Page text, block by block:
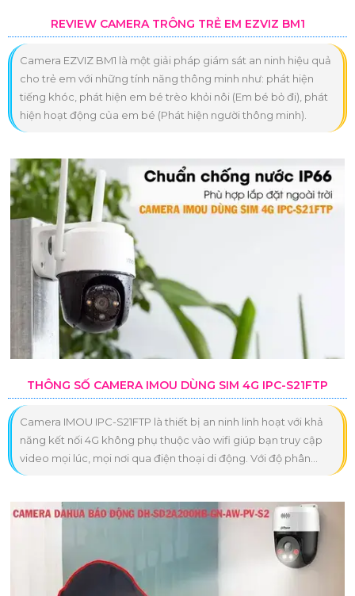
REVIEW CAMERA TRÔNG TRẺ EM EZVIZ BM1
Camera EZVIZ BM1 là một giải pháp giám sát an ninh hiệu quả
cho trẻ em với những tính năng thông minh như: phát hiện
tiếng khóc, phát hiện em bé trèo khỏi nôi (Em bé bỏ đi), phát
hiện hoạt động của em bé (Phát hiện người thông minh).
THÔNG SỐ CAMERA IMOU DÙNG SIM 4G IPC-S21FTP
Camera IMOU IPC-S21FTP là thiết bị an ninh linh hoạt với khả
năng kết nối 4G không phụ thuộc vào wifi giúp bạn truy cập
video mọi lúc, mọi nơi qua điện thoại di động. Với độ phân...